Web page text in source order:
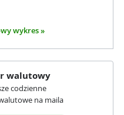
wykres »
walutowy
codzienne
na maila